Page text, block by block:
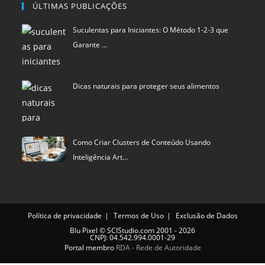
ÚLTIMAS PUBLICAÇÕES
Suculentas para Iniciantes: O Método 1-2-3 que
Garante …
Dicas naturais para proteger seus alimentos
Como Criar Clusters de Conteúdo Usando
Inteligência Art…
Política de privacidade Termos de Uso
Exclusão de Dados
Blu Pixel ©SCIStudio.com2001 - 2026
CNPJ: 04.542.994.0001-29
Portal membro RDA - Rede de Autoridade